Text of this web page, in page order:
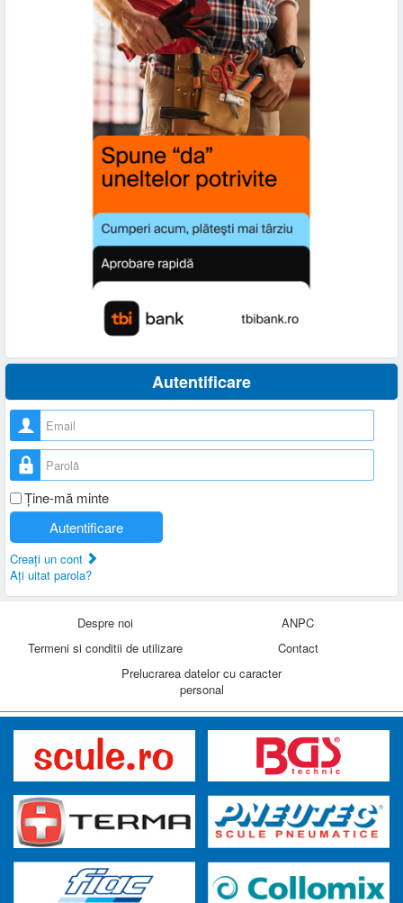
Autentificare
Nume utilizator
Parolă
Ţine-mă minte
Autentificare
Creaţi un cont
Aţi uitat parola?
Despre noi
ANPC
Termeni si conditii de utilizare
Contact
Prelucrarea datelor cu caracter
personal